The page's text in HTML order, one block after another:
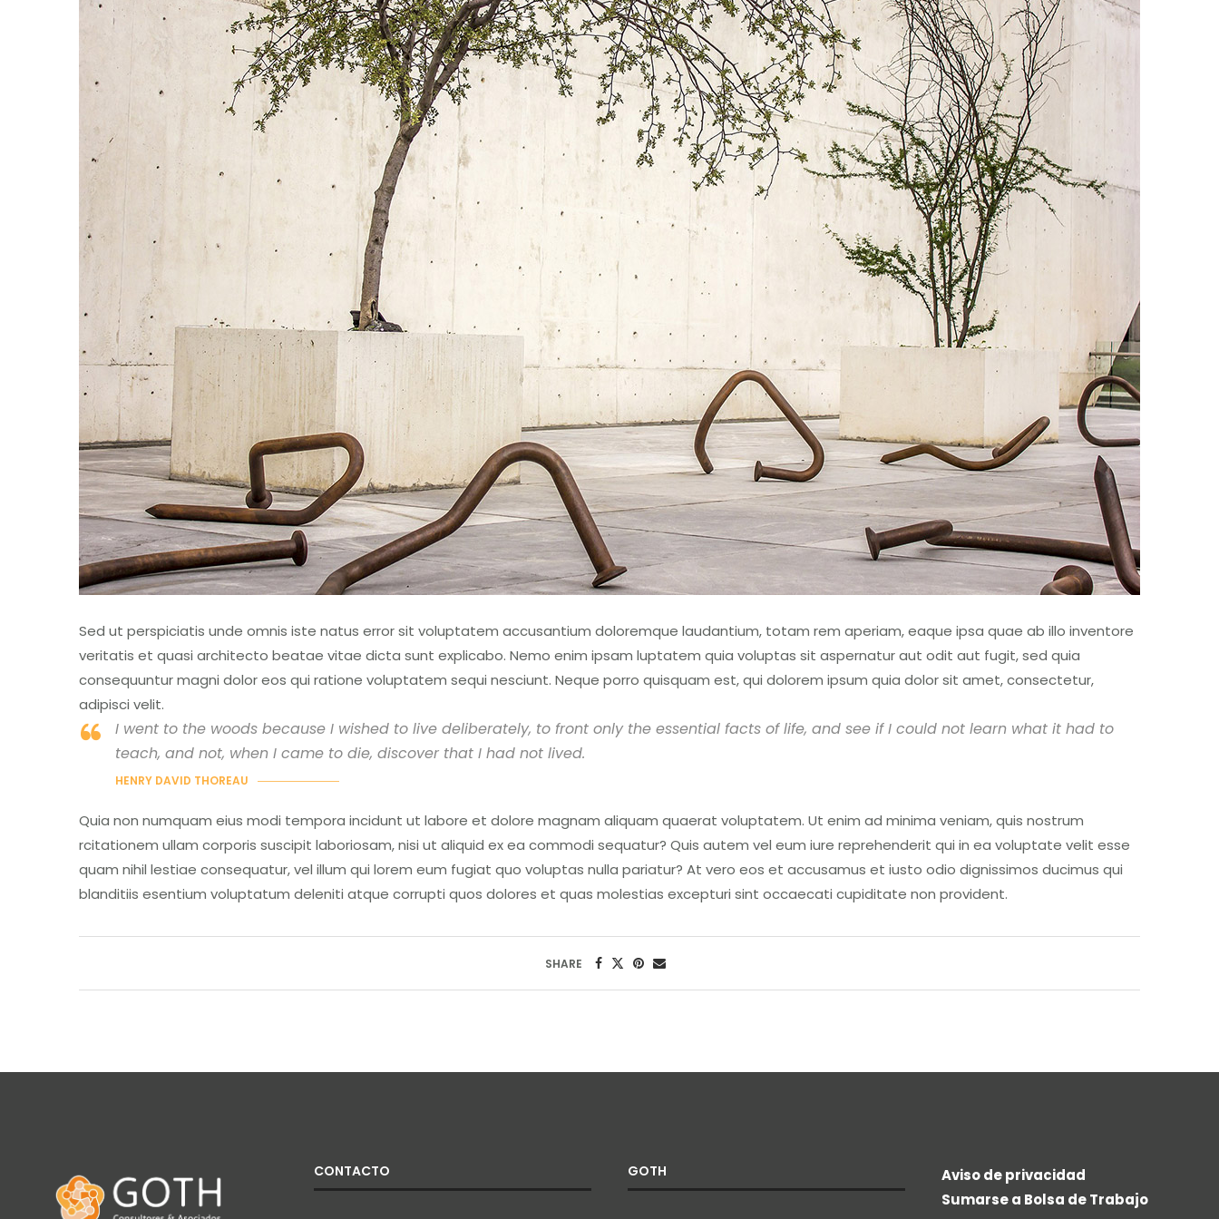
Sed ut perspiciatis unde omnis iste natus error sit voluptatem accusantium doloremque laudantium, totam rem aperiam, eaque ipsa quae ab illo inventore
veritatis et quasi architecto beatae vitae dicta sunt explicabo. Nemo enim ipsam luptatem quia voluptas sit aspernatur aut odit aut fugit, sed quia
consequuntur magni dolor eos qui ratione voluptatem sequi nesciunt. Neque porro quisquam est, qui dolorem ipsum quia dolor sit amet, consectetur,
adipisci velit.
I went to the woods because I wished to live deliberately, to front only the essential facts of life, and see if I could not learn what it had to
teach, and not, when I came to die, discover that I had not lived.
HENRY DAVID THOREAU
Quia non numquam eius modi tempora incidunt ut labore et dolore magnam aliquam quaerat voluptatem. Ut enim ad minima veniam, quis nostrum
rcitationem ullam corporis suscipit laboriosam, nisi ut aliquid ex ea commodi sequatur? Quis autem vel eum iure reprehenderit qui in ea voluptate velit esse
quam nihil lestiae consequatur, vel illum qui lorem eum fugiat quo voluptas nulla pariatur? At vero eos et accusamus et iusto odio dignissimos ducimus qui
blanditiis esentium voluptatum deleniti atque corrupti quos dolores et quas molestias excepturi sint occaecati cupiditate non provident.
SHARE
CONTACTO GOTH
Aviso de privacidad
Sumarse a Bolsa de Trabajo